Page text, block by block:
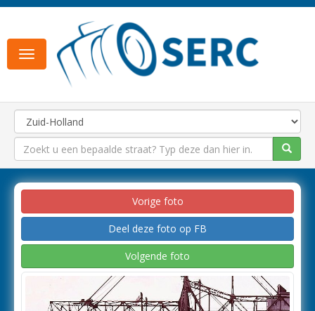
Toggle
navigation
Vorige foto
Deel deze foto op FB
Volgende foto